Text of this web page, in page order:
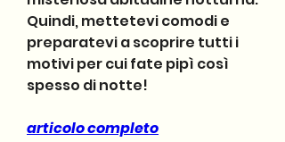
Quindi, mettetevi comodi e
preparatevi a scoprire tutti i
motivi per cui fate pipì così
spesso di notte!
articolo completo